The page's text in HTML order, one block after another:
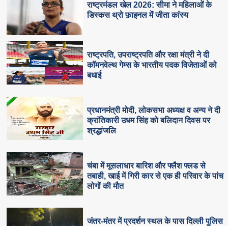
राष्ट्रमंडल खेल 2026: सीमा ने महिलाओं के
डिस्कस थ्रो फ़ाइनल में जीता कांस्य
राष्ट्रपति, उपराष्ट्रपति और रक्षा मंत्री ने दी
कॉमनवेल्थ गेम्स के भारतीय पदक विजेताओं को
बधाई
प्रधानमंत्री मोदी, लोकसभा अध्यक्ष व अन्य ने दी
क्रांतिकारी उधम सिंह को बलिदान दिवस पर
श्रद्धांजलि
चंबा में मूसलाधार बारिश और फ्लैश फ्लड से
तबाही, खाई में गिरी कार से एक ही परिवार के पांच
लोगों की मौत
जंतर-मंतर में प्रदर्शन स्थल के पास दिल्ली पुलिस